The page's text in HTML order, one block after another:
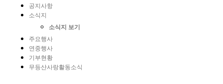
공지사항
소식지
소식지 보기
주요행사
연중행사
기부현황
무등산사랑활동소식